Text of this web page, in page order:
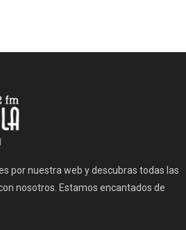
por nuestra web y descubras todas las
nosotros. Estamos encantados de